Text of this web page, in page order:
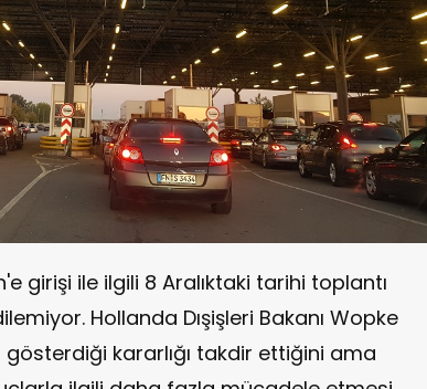
girişi ile ilgili 8 Aralıktaki tarihi toplantı
Hollanda Dışişleri Bakanı Wopke
gösterdiği kararlığı takdir ettiğini ama